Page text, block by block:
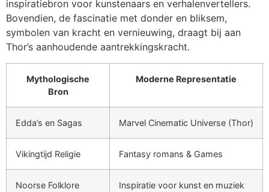
inspiratiebron voor kunstenaars en verhalenvertellers.
Bovendien, de fascinatie met donder en bliksem,
symbolen van kracht en vernieuwing, draagt bij aan
Thor’s aanhoudende aantrekkingskracht.
Mythologische
Bron
Moderne Representatie
Edda’s en Sagas Marvel Cinematic Universe (Thor)
Vikingtijd Religie Fantasy romans & Games
Noorse Folklore Inspiratie voor kunst en muziek